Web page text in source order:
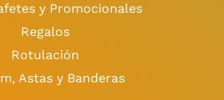
y Promocionales
Regalos
Rotulación
Astas y Banderas